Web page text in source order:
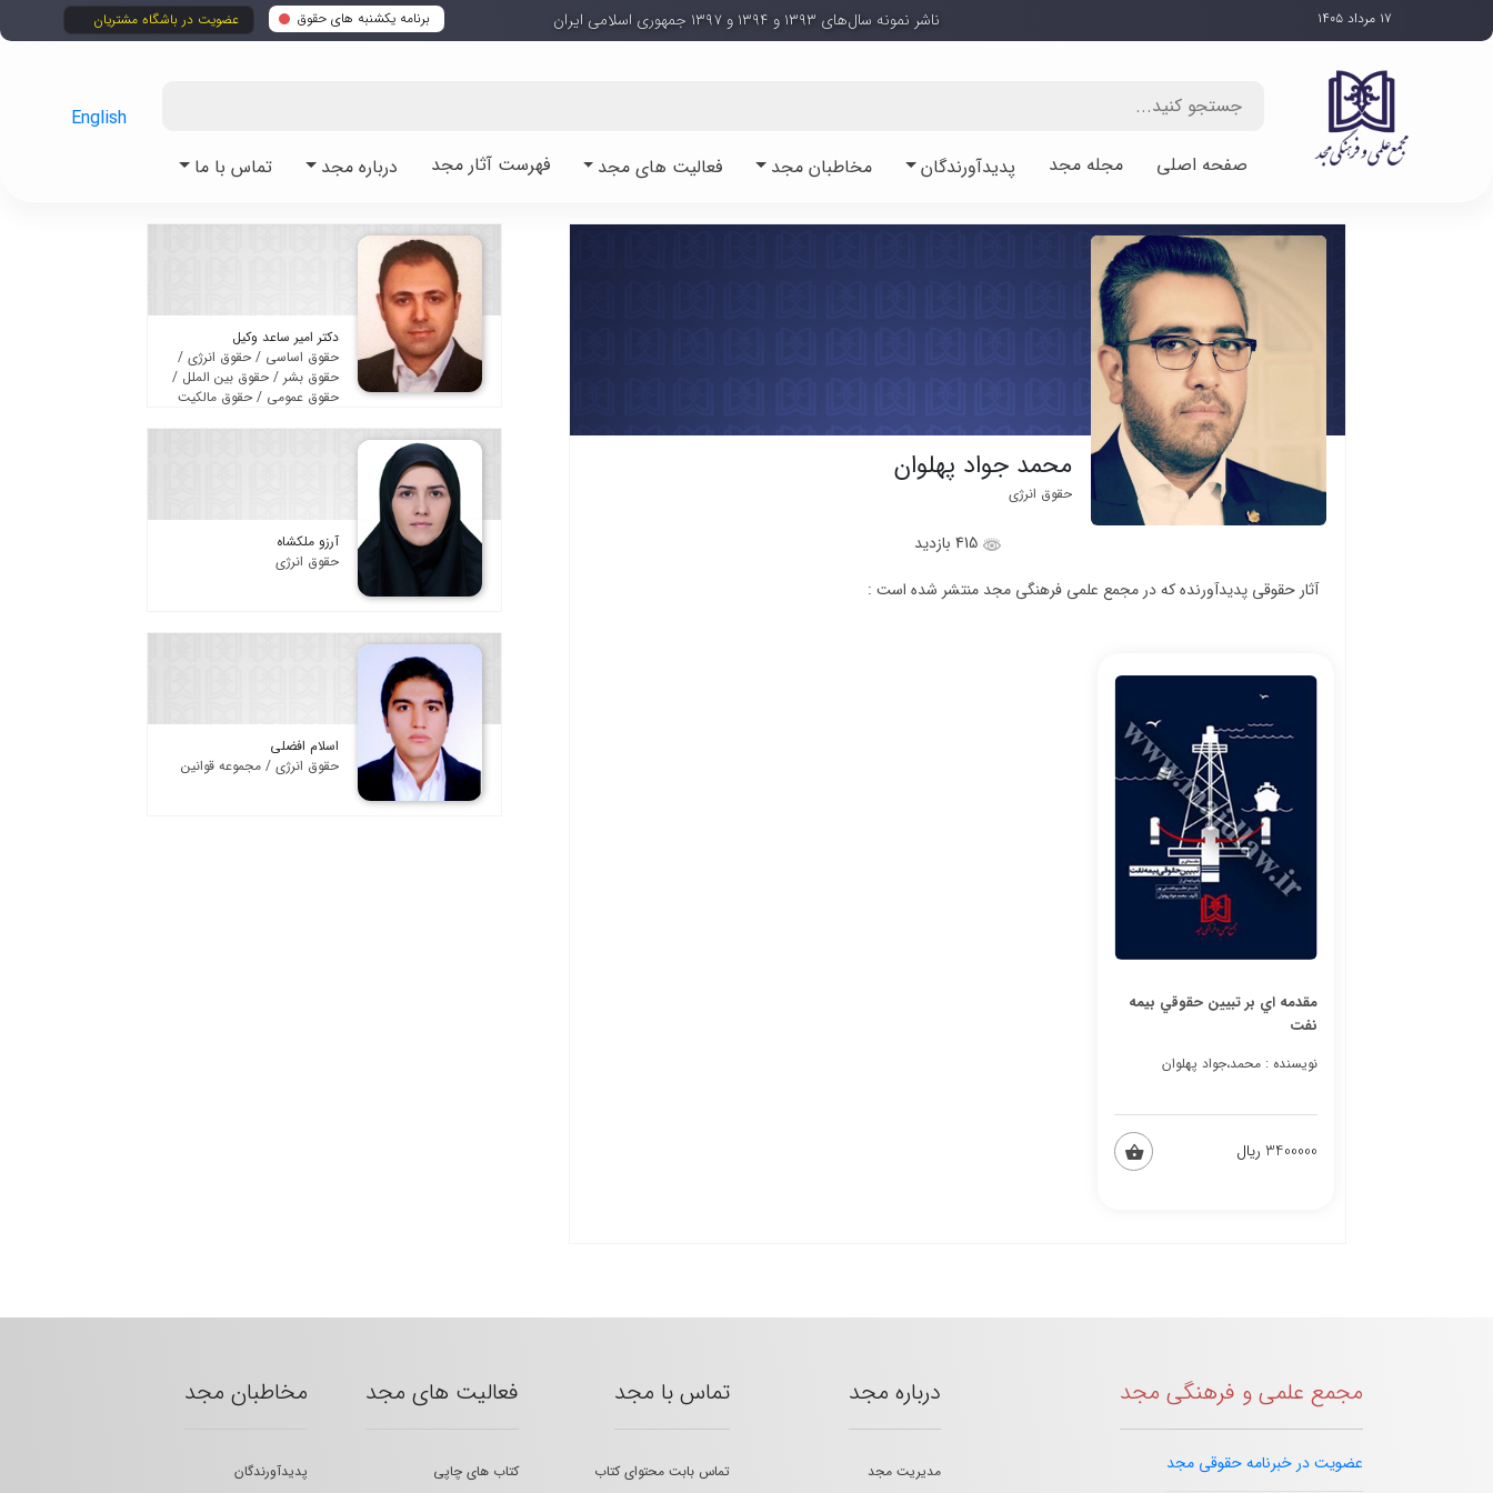
برنامه یکشنبه های حقوق عضویت در باشگاه مشتریان ۱۷ مرداد ۱۴۰۵ ناشر نمونه سال‌های ۱۳۹۳ و ۱۳۹۴ و ۱۳۹۷ جمهوری اسلامی ایران
صفحه اصلی مجله مجد پدیدآورندگان مخاطبان مجد فعالیت های مجد فهرست آثار مجد درباره مجد تماس با ما
English
محمد جواد پهلوان
حقوق انرژی
415 بازدید
آثار حقوقی پدیدآورنده که در مجمع علمی فرهنگی مجد منتشر شده است :
مقدمه اي بر تبيين حقوقي بيمه
نفت
نویسنده : محمد،جواد پهلوان
3400000 ریال
دکتر امیر ساعد وکیل
حقوق اساسی / حقوق انرژی /
حقوق بشر / حقوق بین الملل /
حقوق عمومی / حقوق مالکیت
آرزو ملکشاه
حقوق انرژی
اسلام افضلی
حقوق انرژی / مجموعه قوانین
مجمع علمی و فرهنگی مجد
عضویت در خبرنامه حقوقی مجد
درباره مجد
مدیریت مجد
تماس با مجد
تماس بابت محتوای کتاب
فعالیت های مجد
کتاب های چاپی
مخاطبان مجد
پدیدآورندگان